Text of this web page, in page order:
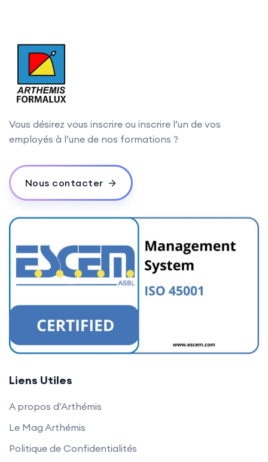
Vous désirez vous inscrire ou inscrire l’un de vos
employés à l’une de nos formations ?
Nous contacter
Liens Utiles
A propos d’Arthémis
Le Mag Arthémis
Politique de Confidentialités